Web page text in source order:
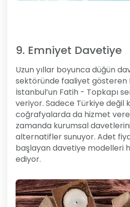
9. Emniyet Davetiye
Uzun yıllar boyunca düğün
sektöründe faaliyet gösteren
İstanbul’un Fatih - Topkapı
veriyor. Sadece Türkiye değil
coğrafyalarda da hizmet
zamanda kurumsal
alternatifler sunuyor. Adet
başlayan davetiye modelleri
ediyor.